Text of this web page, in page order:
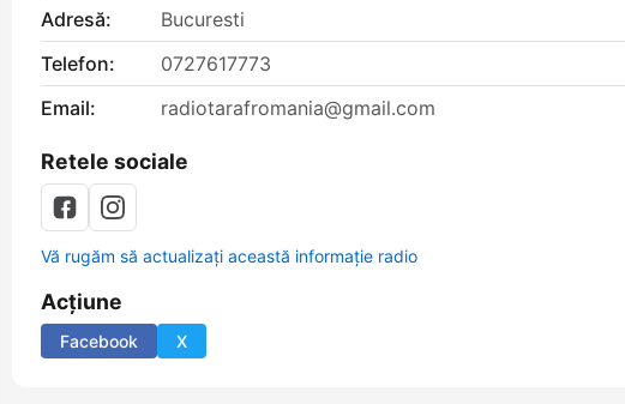
Adresă:
Bucuresti
Telefon:
0727617773
Email:
radiotarafromania@gmail.com
Retele sociale
Vă rugăm să actualizați această informație radio
Acțiune
Facebook X